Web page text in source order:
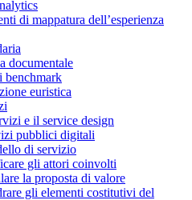
di mappatura dell’esperienza
documentale
benchmark
euristica
e il service design
pubblici digitali
di servizio
gli attori coinvolti
la proposta di valore
gli elementi costitutivi del